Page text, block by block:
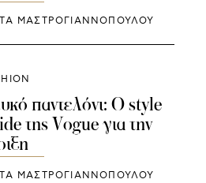
ΜΑΣΤΡΟΓΙΑΝΝΟΠΟΥΛΟΥ
παντελόνι: Ο style
της Vogue για την
ΜΑΣΤΡΟΓΙΑΝΝΟΠΟΥΛΟΥ